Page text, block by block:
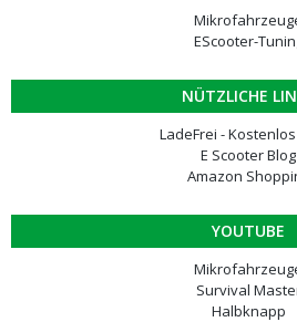
EScooter-
NÜTZLICHE
LadeFrei -
E Scooter Blog
Amazon
YOUTUBE
Survival
Halbknapp